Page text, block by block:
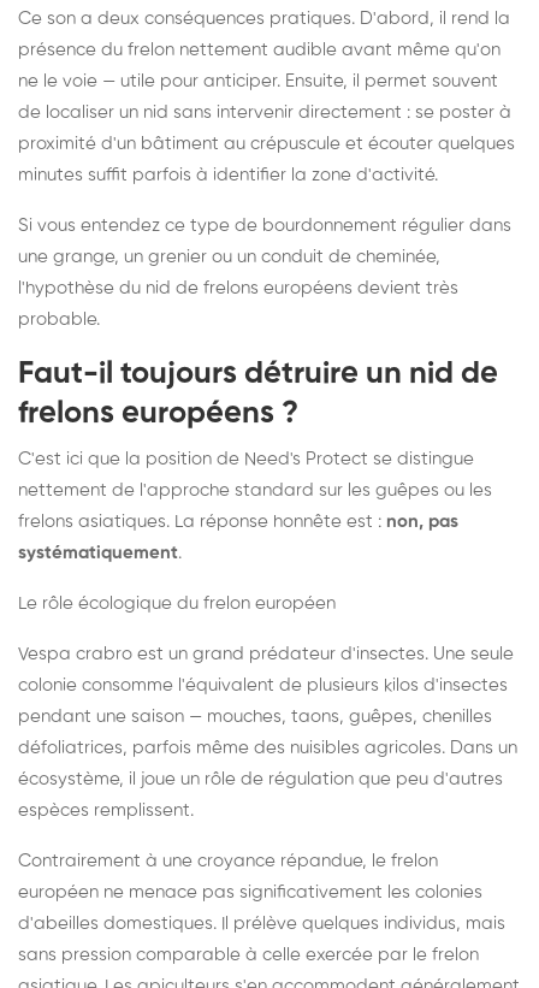
Ce son a deux conséquences pratiques. D'abord, il rend la
présence du frelon nettement audible avant même qu'on
ne le voie — utile pour anticiper. Ensuite, il permet souvent
de localiser un nid sans intervenir directement : se poster à
proximité d'un bâtiment au crépuscule et écouter quelques
minutes suffit parfois à identifier la zone d'activité.
Si vous entendez ce type de bourdonnement régulier dans
une grange, un grenier ou un conduit de cheminée,
l'hypothèse du nid de frelons européens devient très
probable.
Faut-il toujours détruire un nid de
frelons européens ?
C'est ici que la position de Need's Protect se distingue
nettement de l'approche standard sur les guêpes ou les
frelons asiatiques. La réponse honnête est : non, pas
systématiquement.
Le rôle écologique du frelon européen
Vespa crabro est un grand prédateur d'insectes. Une seule
colonie consomme l'équivalent de plusieurs kilos d'insectes
pendant une saison — mouches, taons, guêpes, chenilles
défoliatrices, parfois même des nuisibles agricoles. Dans un
écosystème, il joue un rôle de régulation que peu d'autres
espèces remplissent.
Contrairement à une croyance répandue, le frelon
européen ne menace pas significativement les colonies
d'abeilles domestiques. Il prélève quelques individus, mais
sans pression comparable à celle exercée par le frelon